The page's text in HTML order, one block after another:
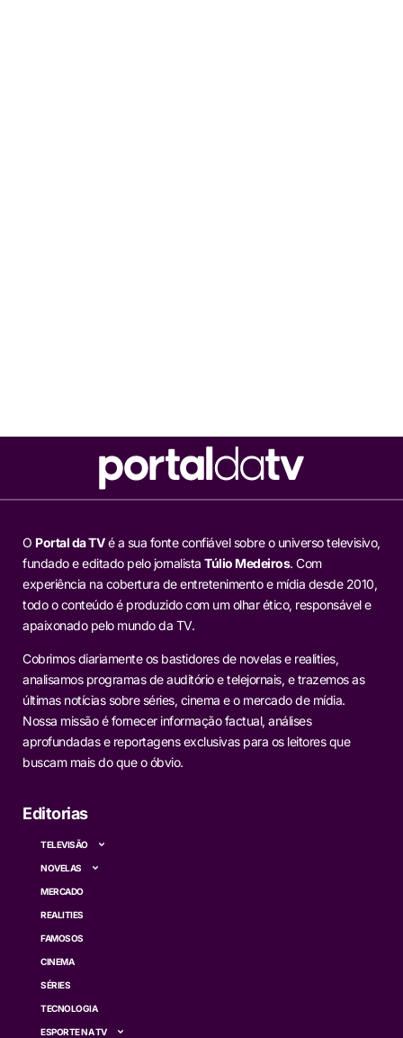
O Portal da TVé a sua fonte confiável sobre o universo televisivo,
fundado e editado pelo jornalista Túlio Medeiros. Com
experiência na cobertura de entretenimento e mídia desde 2010,
todo o conteúdo é produzido com um olhar ético, responsável e
apaixonado pelo mundo da TV.
Cobrimos diariamente os bastidores de novelas e realities,
analisamos programas de auditório e telejornais, e trazemos as
últimas notícias sobre séries, cinema e o mercado de mídia.
Nossa missão é fornecer informação factual, análises
aprofundadas e reportagens exclusivas para os leitores que
buscam mais do que o óbvio.
Editorias
TELEVISÃO
NOVELAS
MERCADO
REALITIES
FAMOSOS
CINEMA
SÉRIES
TECNOLOGIA
ESPORTE NA TV